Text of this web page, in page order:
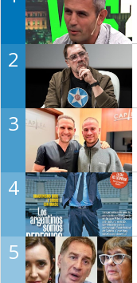
2
3
4
5